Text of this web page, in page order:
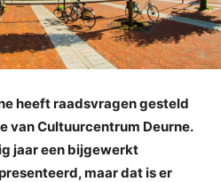
heeft raadsvragen gesteld
van Cultuurcentrum Deurne.
jaar een bijgewerkt
maar dat is er